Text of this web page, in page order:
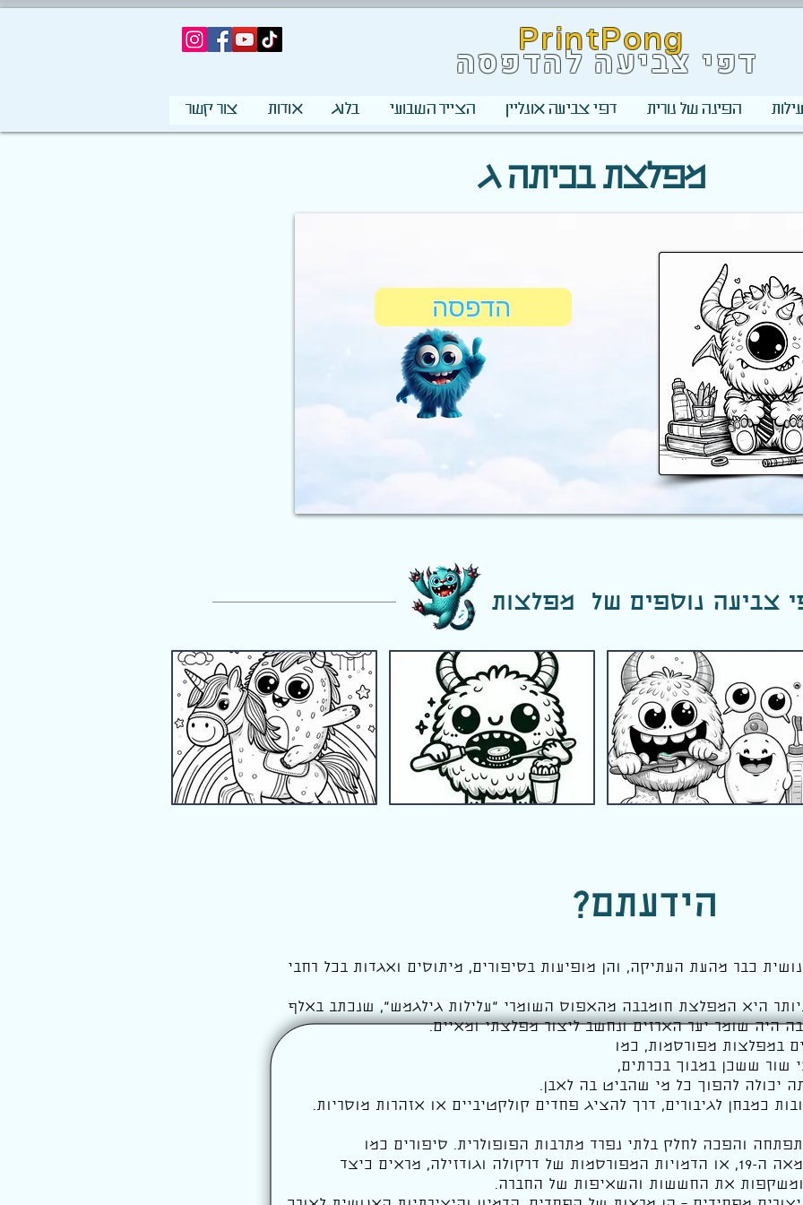
PrintPong
דפי צביעה להדפסה
הפינה של נורית דפי צביעה אונליין הצייר השבועי בלוג אודות צור קשר
מפלצת בכיתה ג
הדפסה
צביעה נוספים של מפלצות
הידעתם?
כבר מהעת העתיקה, והן מופיעות בסיפורים, מיתוסים ואגדות בכל רחבי
היא המפלצת חומבבה מהאפוס השומרי "עלילות גילגמש", שנכתב באלף
היה שומר יער הארזים ונחשב ליצור מפלצתי ומאיים.
במפלצות מפורסמות, כמו
שור ששכן במבוך בכרתים,
יכולה להפוך כל מי שהביט בה לאבן.
כמבחן לגיבורים, דרך להציג פחדים קולקטיביים או אזהרות מוסריות.
והפכה לחלק בלתי נפרד מתרבות הפופולרית. סיפורים כמו
"פרנקנשטיין" של מרי שלי במאה ה-19, או הדמויות המפורסמות של דרקולה וגודזילה, מראים כיצד
את החששות והשאיפות של החברה.